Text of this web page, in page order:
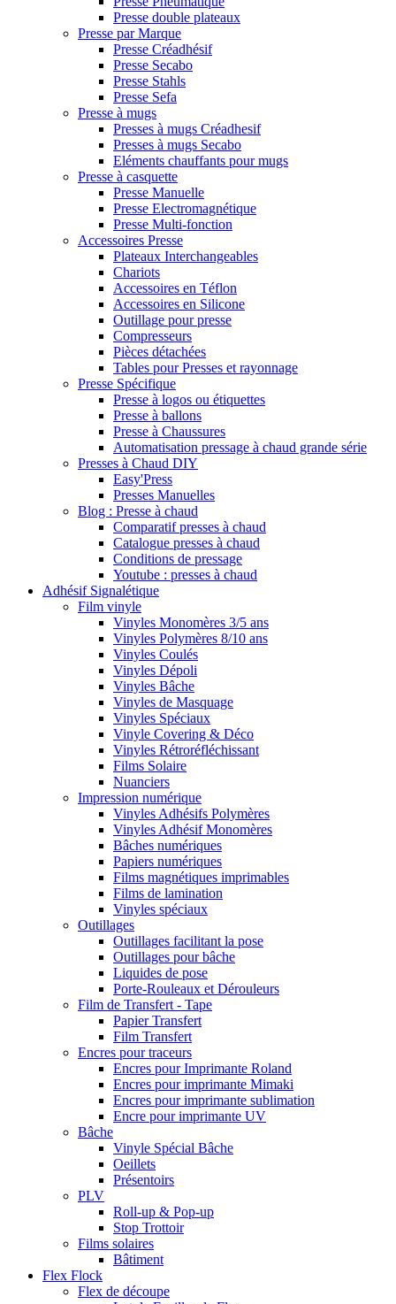
Presse double plateaux
Presse par Marque
Presse Créadhésif
Presse Secabo
Presse Stahls
Presse Sefa
Presse à mugs
Presses à mugs Créadhesif
Presses à mugs Secabo
Eléments chauffants pour mugs
Presse à casquette
Presse Manuelle
Presse Electromagnétique
Presse Multi-fonction
Accessoires Presse
Plateaux Interchangeables
Chariots
Accessoires en Téflon
Accessoires en Silicone
Outillage pour presse
Compresseurs
Pièces détachées
Tables pour Presses et rayonnage
Presse Spécifique
Presse à logos ou étiquettes
Presse à ballons
Presse à Chaussures
Automatisation pressage à chaud grande série
Presses à Chaud DIY
Easy'Press
Presses Manuelles
Blog : Presse à chaud
Comparatif presses à chaud
Catalogue presses à chaud
Conditions de pressage
Youtube : presses à chaud
Adhésif Signalétique
Film vinyle
Vinyles Monomères 3/5 ans
Vinyles Polymères 8/10 ans
Vinyles Coulés
Vinyles Dépoli
Vinyles Bâche
Vinyles de Masquage
Vinyles Spéciaux
Vinyle Covering & Déco
Vinyles Rétroréfléchissant
Films Solaire
Nuanciers
Impression numérique
Vinyles Adhésifs Polymères
Vinyles Adhésif Monomères
Bâches numériques
Papiers numériques
Films magnétiques imprimables
Films de lamination
Vinyles spéciaux
Outillages
Outillages facilitant la pose
Outillages pour bâche
Liquides de pose
Porte-Rouleaux et Dérouleurs
Film de Transfert - Tape
Papier Transfert
Film Transfert
Encres pour traceurs
Encres pour Imprimante Roland
Encres pour imprimante Mimaki
Encres pour imprimante sublimation
Encre pour imprimante UV
Bâche
Vinyle Spécial Bâche
Oeillets
Présentoirs
PLV
Roll-up & Pop-up
Stop Trottoir
Films solaires
Bâtiment
Flex Flock
Flex de découpe